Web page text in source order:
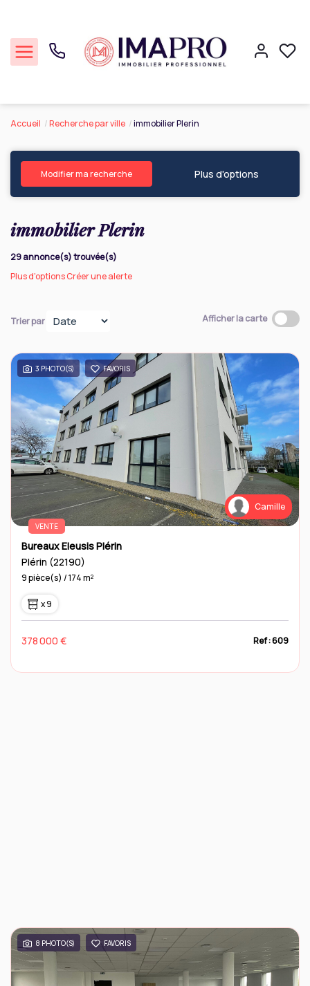
Professionnel
Cession Entreprise
Notre agence
Contact
Accueil Recherche par ville immobilier Plerin
Modifier ma recherche Plus d'options
immobilier Plerin
29 annonce(s) trouvée(s)
Plus d'optionsCréer une alerte
Trier par Afficher la carte
3 PHOTO(S) FAVORIS
Camille
VENTE
Bureaux Eleusis Plérin
Plérin (22190)
9 pièce(s) / 174 m²
x 9
378 000 € Ref : 609
8 PHOTO(S) FAVORIS